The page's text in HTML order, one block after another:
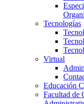
Tecnologías
Virtual
Educación
Facultad de